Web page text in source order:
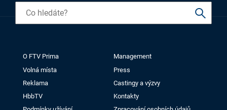
O FTV Prima
Management
Volná místa
Press
Reklama
Castingy a výzvy
HbbTV
Kontakty